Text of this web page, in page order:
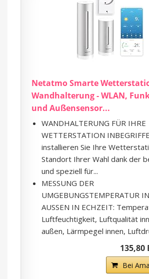
Netatmo Smarte
Wandhalterung - WLAN,
und Außensensor...
WANDHALTERUNG FÜR IHRE
WETTERSTATION
installieren Sie Ihre
Standort Ihrer Wahl dank der
und speziell für...
MESSUNG DER
UMGEBUNGSTEMPERATUR
AUSSEN IN ECHZEIT:
Luftfeuchtigkeit, Luftqualität
außen, Lärmpegel innen,
135,80
Bei